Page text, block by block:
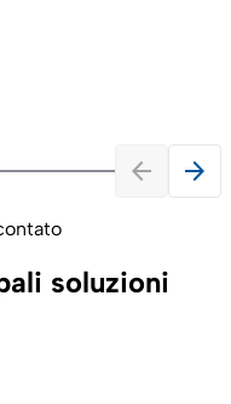
arrow_back arrow_forward
soluzioni